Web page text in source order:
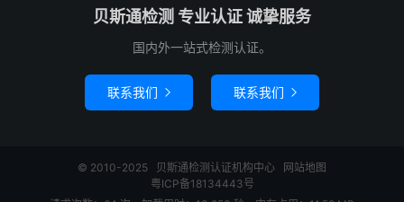
贝斯通检测 专业认证 诚挚服务
国内外一站式检测认证。
联系我们  联系我们 
© 2010-2025 贝斯通检测认证机构中心
网站地图
粤ICP备18134443号